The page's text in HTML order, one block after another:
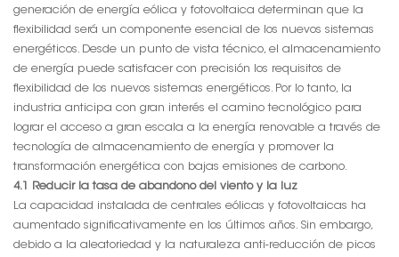
generación de energía eólica y fotovoltaica determinan que la
flexibilidad será un componente esencial de los nuevos sistemas
energéticos. Desde un punto de vista técnico, el almacenamiento
de energía puede satisfacer con precisión los requisitos de
flexibilidad de los nuevos sistemas energéticos. Por lo tanto, la
industria anticipa con gran interés el camino tecnológico para
lograr el acceso a gran escala a la energía renovable a través de
tecnología de almacenamiento de energía y promover la
transformación energética con bajas emisiones de carbono.
4.1 Reducir la tasa de abandono del viento y la luz
La capacidad instalada de centrales eólicas y fotovoltaicas ha
aumentado significativamente en los últimos años. Sin embargo,
debido a la aleatoriedad y la naturaleza anti-reducción de picos